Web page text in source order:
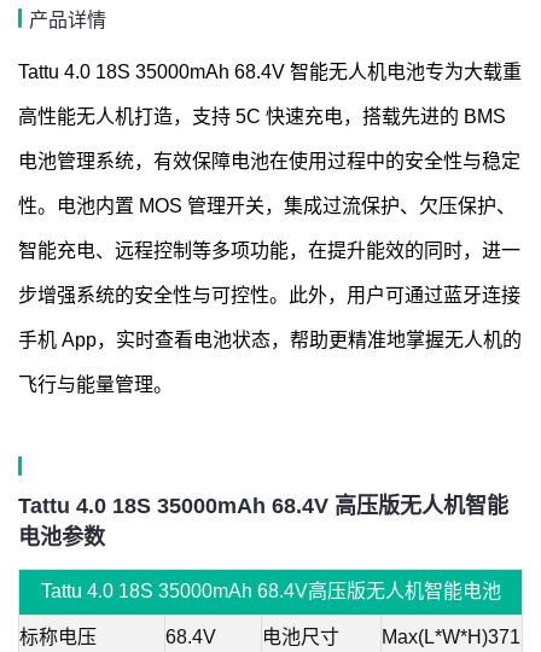
产品详情
Tattu 4.0 18S 35000mAh 68.4V 智能无人机电池专为大载重
高性能无人机打造，支持 5C 快速充电，搭载先进的 BMS
电池管理系统，有效保障电池在使用过程中的安全性与稳定
性。电池内置 MOS 管理开关，集成过流保护、欠压保护、
智能充电、远程控制等多项功能，在提升能效的同时，进一
步增强系统的安全性与可控性。此外，用户可通过蓝牙连接
手机 App，实时查看电池状态，帮助更精准地掌握无人机的
飞行与能量管理。
Tattu 4.0 18S 35000mAh 68.4V 高压版无人机智能
电池参数
Tattu 4.0 18S 35000mAh 68.4V高压版无人机智能电池
标称电压 68.4V 电池尺寸 Max(L*W*H)371